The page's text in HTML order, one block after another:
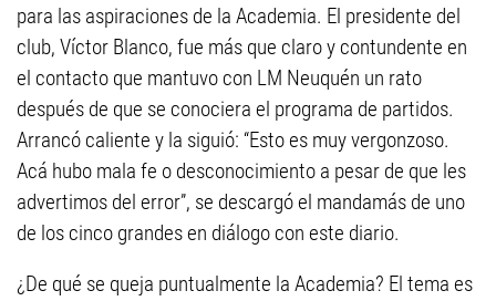
para las aspiraciones de la Academia. El presidente del
club, Víctor Blanco, fue más que claro y contundente en
el contacto que mantuvo con LM Neuquén un rato
después de que se conociera el programa de partidos.
Arrancó caliente y la siguió: “Esto es muy vergonzoso.
Acá hubo mala fe o desconocimiento a pesar de que les
advertimos del error”, se descargó el mandamás de uno
de los cinco grandes en diálogo con este diario.
¿De qué se queja puntualmente la Academia? El tema es